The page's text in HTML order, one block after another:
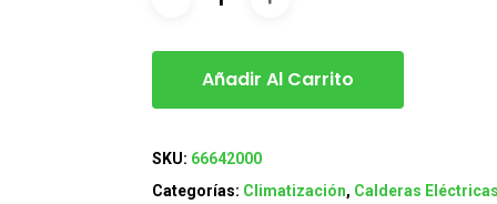
Añadir Al Carrito
SKU: 66642000
Categorías: Climatización, Calderas